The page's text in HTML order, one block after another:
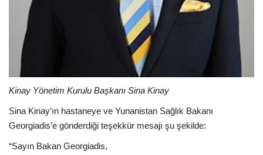
Kinay Yönetim Kurulu Başkanı Sina Kinay
Sina Kinay’ın hastaneye ve Yunanistan Sağlık Bakanı
Georgiadis’e gönderdiği teşekkür mesajı şu şekilde:
“Sayın Bakan Georgiadis,